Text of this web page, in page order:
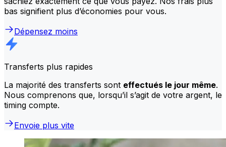
bas signifient plus d’économies pour vous.
Dépensez moins
Transferts plus rapides
La majorité des transferts sont effectués le jour même.
Nous comprenons que, lorsqu’il s’agit de votre argent, le
timing compte.
Envoie plus vite